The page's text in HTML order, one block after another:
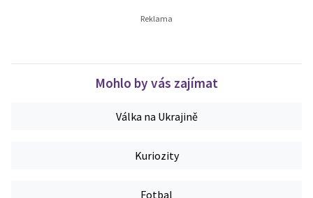
Mohlo by vás zajímat
Válka na Ukrajině
Kuriozity
Fotbal